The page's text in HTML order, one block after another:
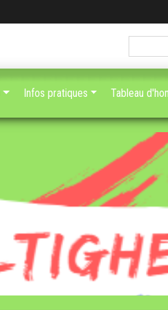
Infos pratiques Tableau